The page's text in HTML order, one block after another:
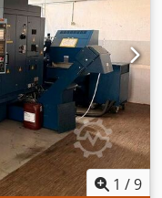
Z-as: 750 mm
Bedrijfsspanning:
Vermogen: 35 kVA
6,3 A Dodpfx
5.238 uur
1 /9